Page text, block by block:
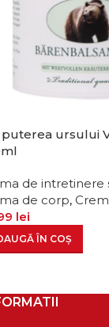
puterea ursului
de intretinere
de corp,
lei
ÎN COȘ